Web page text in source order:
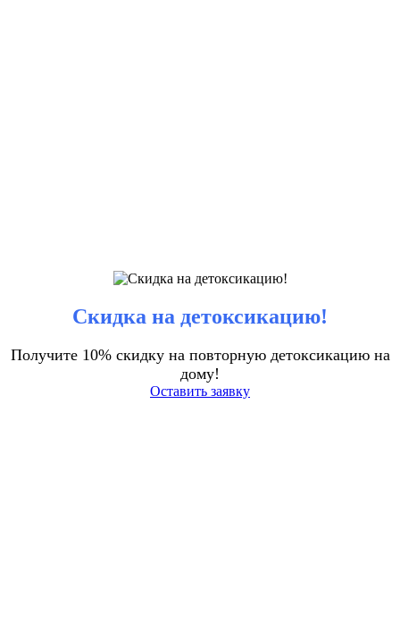
Скидка на детоксикацию!
Получите 10% скидку на повторную детоксикацию на
дому!
Оставить заявку